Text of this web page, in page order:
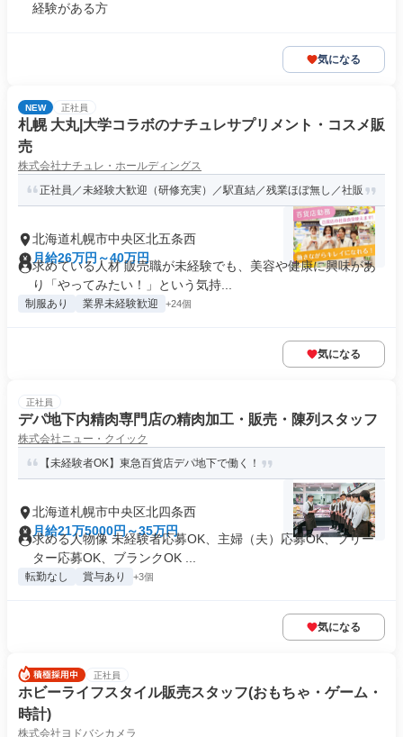
経験がある方
気になる
NEW 正社員
札幌 大丸|大学コラボのナチュレサプリメント・コスメ販
売
株式会社ナチュレ・ホールディングス
正社員／未経験大歓迎（研修充実）／駅直結／残業ほぼ無し／社販
北海道札幌市中央区北五条西
月給26万円～40万円
求めている人材 販売職が未経験でも、美容や健康に興味があ
り「やってみたい！」という気持...
制服あり 業界未経験歓迎 +24個
気になる
正社員
デパ地下内精肉専門店の精肉加工・販売・陳列スタッフ
株式会社ニュー・クイック
【未経験者OK】東急百貨店デパ地下で働く！
北海道札幌市中央区北四条西
月給21万5000円～35万円
求める人物像 未経験者応募OK、主婦（夫）応募OK、フリー
ター応募OK、ブランクOK ...
転勤なし 賞与あり +3個
気になる
正社員
ホビーライフスタイル販売スタッフ(おもちゃ・ゲーム・
時計)
株式会社ヨドバシカメラ